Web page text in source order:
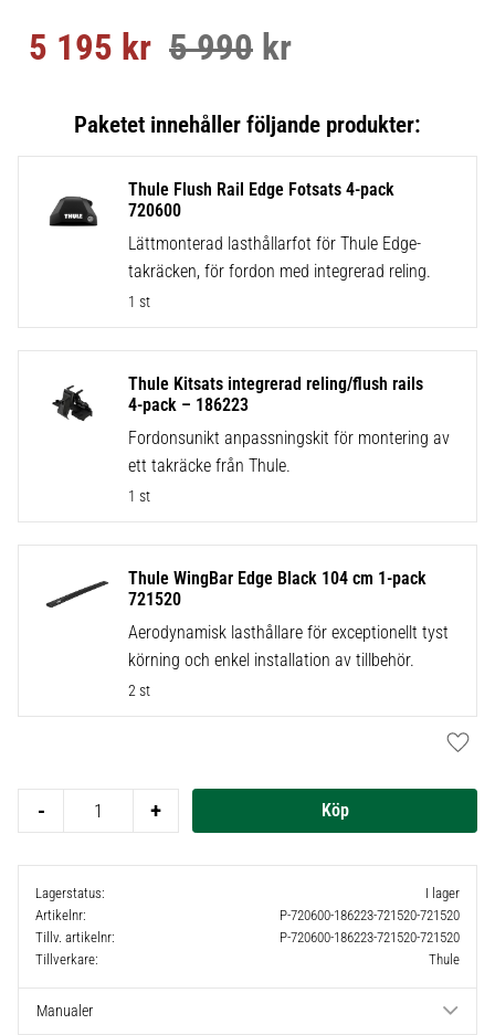
Nedsatt pris:
5 195 kr Ordinarie pris:
5 990 kr
Thule Flush Rail Edge Fotsats 4-pack
720600
Lättmonterad lasthållarfot för Thule Edge-
takräcken, för fordon med integrerad reling.
1 st
Thule Kitsats integrerad reling/flush rails
4-pack – 186223
Fordonsunikt anpassningskit för montering av
ett takräcke från Thule.
1 st
Thule WingBar Edge Black 104 cm 1-pack
721520
Aerodynamisk lasthållare för exceptionellt tyst
körning och enkel installation av tillbehör.
2 st
+
-
Lagerstatus
I lager
Artikelnr
P-720600-186223-721520-721520
Tillv. artikelnr
P-720600-186223-721520-721520
Tillverkare
Thule
Manualer